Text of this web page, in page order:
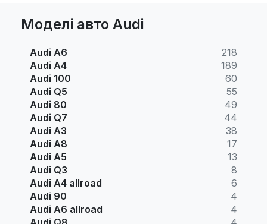
Моделі авто Audi
Audi A6
218
Audi A4
189
Audi 100
60
Audi Q5
55
Audi 80
49
Audi Q7
44
Audi A3
38
Audi A8
17
Audi A5
13
Audi Q3
8
Audi A4 allroad
6
Audi 90
4
Audi A6 allroad
4